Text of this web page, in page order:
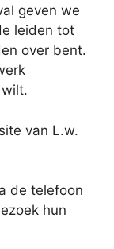
geven we
leiden tot
over bent.
van L.w.
de telefoon
hun